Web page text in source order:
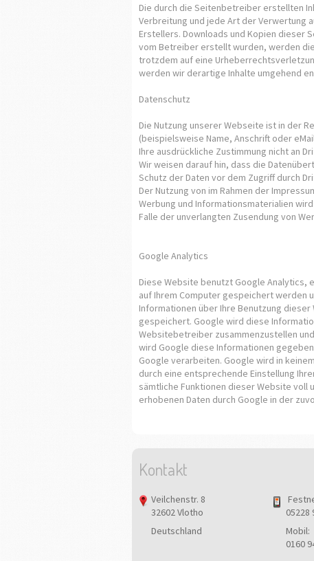
Die durch die Seitenbetreiber erstellten
Verbreitung und jede Art der Verwertung
Erstellers. Downloads und Kopien dieser
vom Betreiber erstellt wurden, werden
trotzdem auf eine
werden wir derartige Inhalte umgehend
Datenschutz
Die Nutzung unserer Webseite ist in der
(beispielsweise Name, Anschrift oder
Ihre ausdrückliche Zustimmung nicht an
Wir weisen darauf hin, dass die
Schutz der Daten vor dem Zugriff durch
Der Nutzung von im Rahmen der
Werbung und Informationsmaterialien
Falle der unverlangten Zusendung von
Google Analytics
Diese Website benutzt Google Analytics,
auf Ihrem Computer gespeichert werden
Informationen über Ihre Benutzung
gespeichert. Google wird diese
Websitebetreiber zusammenzustellen
wird Google diese Informationen
Google verarbeiten. Google wird in
durch eine entsprechende Einstellung
sämtliche Funktionen dieser Website voll
erhobenen Daten durch Google in der
Kontakt
Veilchenstr. 8
32602 Vlotho
Deutschland
05228
Mobil:
0160